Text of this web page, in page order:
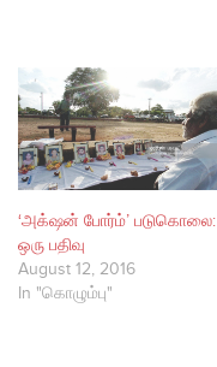
‘அக்‌ஷன் போர்ம்’ படுகொலை:
ஒரு பதிவு
August 12, 2016
In "கொழும்பு"